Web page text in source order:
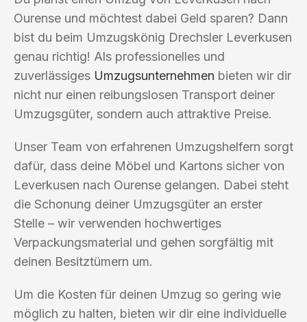
Ourense und möchtest dabei Geld sparen? Dann
bist du beim Umzugskönig Drechsler Leverkusen
genau richtig! Als professionelles und
zuverlässiges Umzugsunternehmen bieten wir dir
nicht nur einen reibungslosen Transport deiner
Umzugsgüter, sondern auch attraktive Preise.
Unser Team von erfahrenen Umzugshelfern sorgt
dafür, dass deine Möbel und Kartons sicher von
Leverkusen nach Ourense gelangen. Dabei steht
die Schonung deiner Umzugsgüter an erster
Stelle – wir verwenden hochwertiges
Verpackungsmaterial und gehen sorgfältig mit
deinen Besitztümern um.
Um die Kosten für deinen Umzug so gering wie
möglich zu halten, bieten wir dir eine individuelle